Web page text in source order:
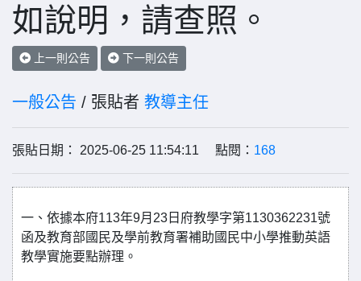
如說明，請查照。
上一則公告 下一則公告
一般公告 / 張貼者 教導主任
張貼日期： 2025-06-25 11:54:11 點閱： 168
一、依據本府113年9月23日府教學字第1130362231號
函及教育部國民及學前教育署補助國民中小學推動英語
教學實施要點辦理。